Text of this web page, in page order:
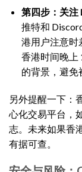
第四步：关注
推特和
港用户注意时
香港时间晚上
的背景，避免
另外提醒一下：
心化交易平台，
志。未来如果香
有据可查。